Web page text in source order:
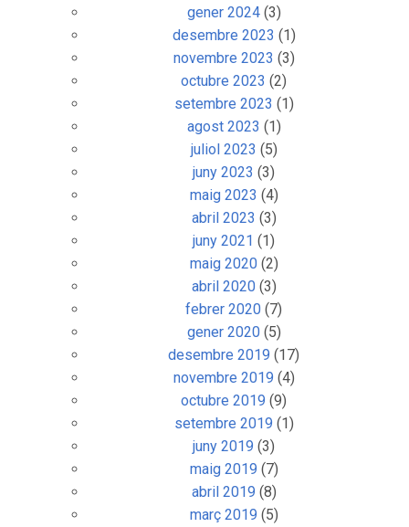
gener 2024(3)
desembre 2023 (1)
novembre 2023 (3)
octubre 2023 (2)
setembre 2023 (1)
agost 2023 (1)
juliol 2023 (5)
juny 2023 (3)
maig 2023 (4)
abril 2023 (3)
juny 2021 (1)
maig 2020(2)
abril 2020(3)
febrer 2020 (7)
gener 2020(5)
desembre 2019 (17)
novembre 2019 (4)
octubre 2019 (9)
setembre 2019 (1)
juny 2019 (3)
maig 2019 (7)
abril 2019 (8)
març 2019 (5)